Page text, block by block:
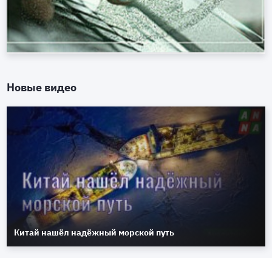
Новые видео
Китай нашёл надёжный морской путь